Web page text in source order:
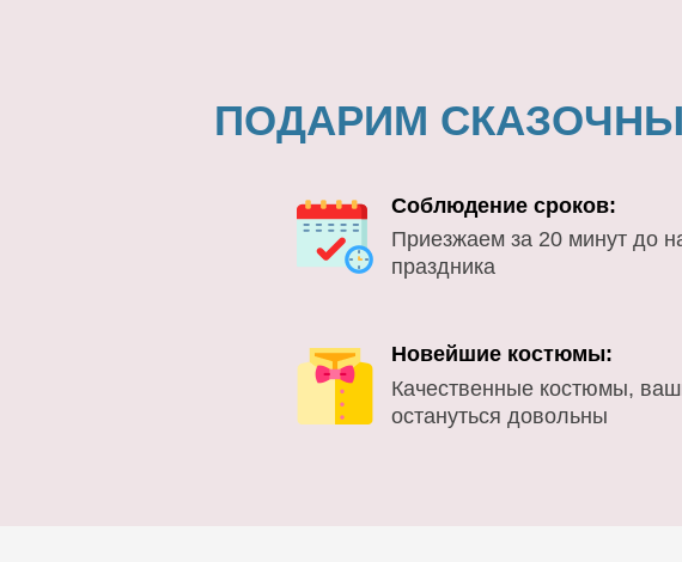
ПОДАРИМ
Соблюдение сроков:
Приезжаем за 20 минут до
праздника
Новейшие костюмы:
Качественные костюмы,
остануться довольны